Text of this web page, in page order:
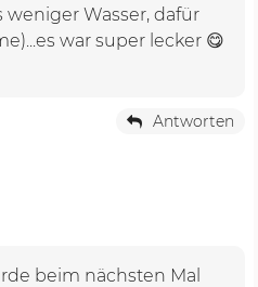
Wasser, dafür
war super lecker 😋
Antworten
beim nächsten Mal